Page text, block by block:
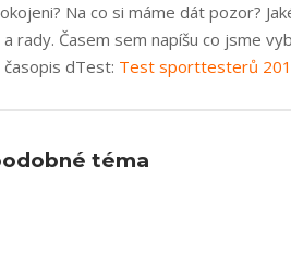
Na co si máme dát pozor?
rady. Časem sem napíšu co jsme
dTest: Test sporttesterů
téma